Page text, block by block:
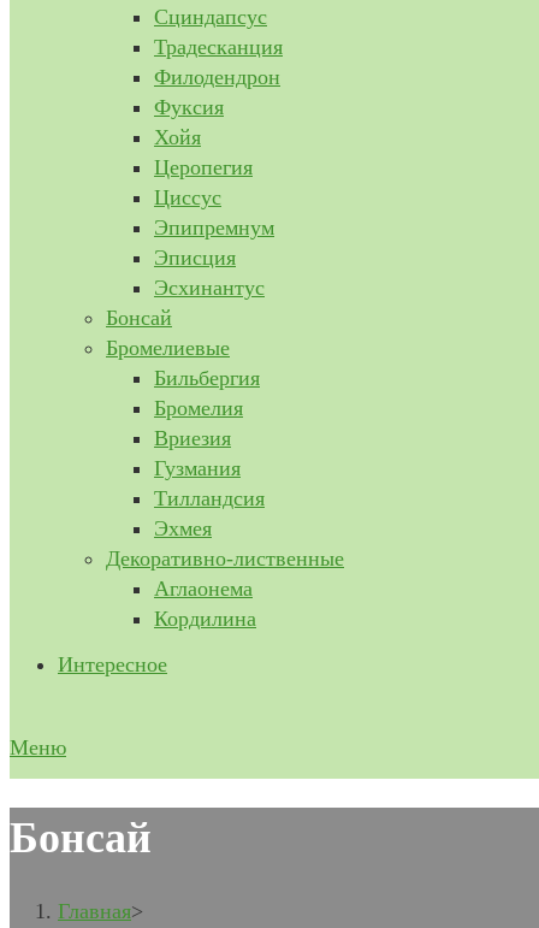
Сциндапсус
Традесканция
Филодендрон
Фуксия
Хойя
Церопегия
Циссус
Эпипремнум
Эписция
Эсхинантус
Бонсай
Бромелиевые
Бильбергия
Бромелия
Вриезия
Гузмания
Тилландсия
Эхмея
Декоративно-лиственные
Аглаонема
Кордилина
Интересное
Меню
Бонсай
Главная>